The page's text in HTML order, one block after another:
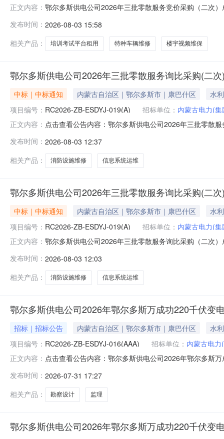
正文内容： 鄂尔多斯供电公司2026年三批零散服务竞价采购（二次
（元）服务期/工期1标段5楼宇视频设备维保及技术支持
修内蒙古石泰电力
发布时间： 2026-08-03 15:58
相关产品：
培训考试平台租用 特种车辆维修 楼宇视频维保
鄂尔多斯供电公司2026年三批零散服务询比采购(二
中标｜中标通知 内蒙古自治区｜鄂尔多斯市｜康巴什区
水
项目编号： RC2026-ZB-ESDYJ-019(A) 招标单位： 内蒙古电力(
正文内容： 点击查看公告内容：鄂尔多斯供电公司2026年三批零散
发布时间： 2026-08-03 12:37
相关产品：
消防设施维修 信息系统运维
鄂尔多斯供电公司2026年三批零散服务询比采购(二
中标｜中标通知 内蒙古自治区｜鄂尔多斯市｜康巴什区
水
项目编号： RC2026-ZB-ESDYJ-019(A) 招标单位： 内蒙古电力(
正文内容： 鄂尔多斯供电公司2026年三批零散服务询比采购（二次
务期1标段2自建信息系统运维自建信息系统运维四川名
合
发布时间： 2026-08-03 12:03
相关产品：
消防设施维修 信息系统运维
鄂尔多斯供电公司2026年鄂尔多斯万成功220千伏变
招标｜招标公告 内蒙古自治区｜鄂尔多斯市｜康巴什区
水
项目编号： RC2026-ZB-ESDYJ-016(AAA) 招标单位： 内蒙古电
正文内容： 点击查看公告内容：鄂尔多斯供电公司2026年鄂尔多斯
发布时间： 2026-07-31 17:27
相关产品：
勘察设计 监理
鄂尔多斯供电公司2026年鄂尔多斯万成功220千伏变